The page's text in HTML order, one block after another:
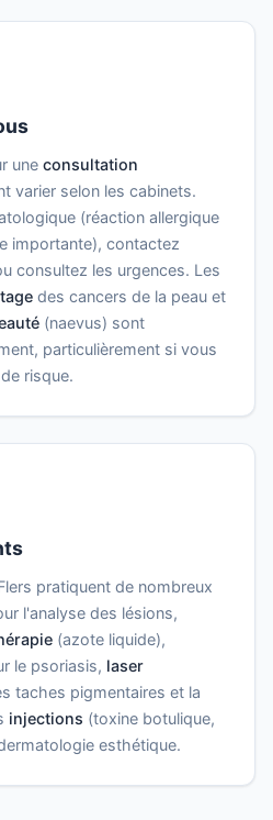
une consultation
varier selon les cabinets.
(réaction allergique
importante), contactez
consultez les urgences. Les
des cancers de la peau et
(naevus) sont
particulièrement si vous
risque.
pratiquent de nombreux
l'analyse des lésions,
(azote liquide),
le psoriasis, laser
taches pigmentaires et la
injections (toxine botulique,
esthétique.